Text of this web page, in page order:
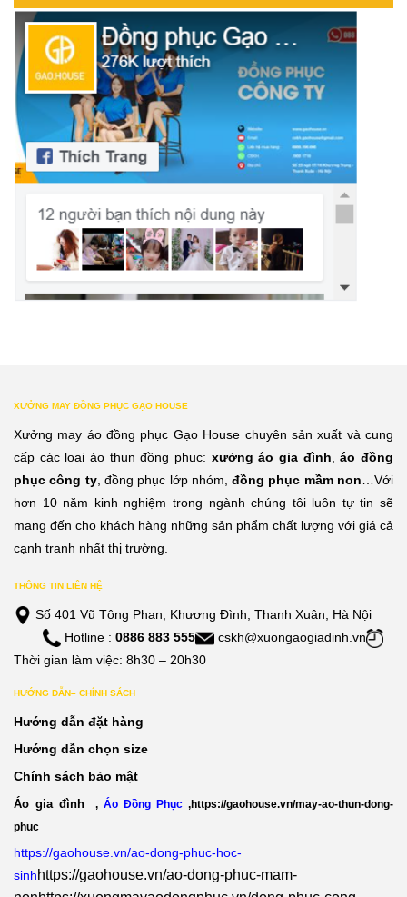
XƯỞNG MAY ĐỒNG PHỤC GẠO HOUSE
Xưởng may áo đồng phục Gạo House chuyên sản xuất và cung
cấp các loại áo thun đồng phục: xưởng áo gia đình,áo đồng
phục công ty, đồng phục lớp nhóm,đồng phục mầm non…Với
hơn 10 năm kinh nghiệm trong ngành chúng tôi luôn tự tin sẽ
mang đến cho khách hàng những sản phẩm chất lượng với giá cả
cạnh tranh nhất thị trường.
THÔNG TIN LIÊN HỆ
Số 401 Vũ Tông Phan, Khương Đình, Thanh Xuân, Hà Nội
Hotline : 0886 883 555
cskh@xuongaogiadinh.vn
Thời gian làm việc: 8h30 – 20h30
HƯỚNG DẪN– CHÍNH SÁCH
Hướng dẫn đặt hàng
Hướng dẫn chọn size
Chính sách bảo mật
Áo gia đình Áo Đồng Phục
https://gaohouse.vn/may-ao-thun-dong-
phuc
https://gaohouse.vn/ao-dong-phuc-hoc-
sinhhttps://gaohouse.vn/ao-dong-phuc-mam-